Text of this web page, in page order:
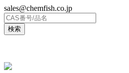
sales@chemfish.co.jp